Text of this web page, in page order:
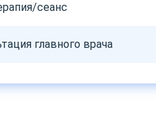
сеанс
главного врача